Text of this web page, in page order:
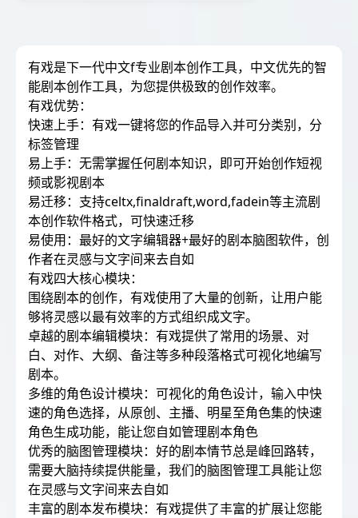
有戏是下一代中文f专业剧本创作工具，中文优先的智
能剧本创作工具，为您提供极致的创作效率。
有戏优势：
快速上手：有戏一键将您的作品导入并可分类别，分
标签管理
易上手：无需掌握任何剧本知识，即可开始创作短视
频或影视剧本
易迁移：支持celtx,finaldraft,word,fadein等主流剧
本创作软件格式，可快速迁移
易使用：最好的文字编辑器+最好的剧本脑图软件，创
作者在灵感与文字间来去自如
有戏四大核心模块：
围绕剧本的创作，有戏使用了大量的创新，让用户能
够将灵感以最有效率的方式组织成文字。
卓越的剧本编辑模块：有戏提供了常用的场景、对
白、对作、大纲、备注等多种段落格式可视化地编写
剧本。
多维的角色设计模块：可视化的角色设计，输入中快
速的角色选择，从原创、主播、明星至角色集的快速
角色生成功能，能让您自如管理剧本角色
优秀的脑图管理模块：好的剧本情节总是峰回路转，
需要大脑持续提供能量，我们的脑图管理工具能让您
在灵感与文字间来去自如
丰富的剧本发布模块：有戏提供了丰富的扩展让您能